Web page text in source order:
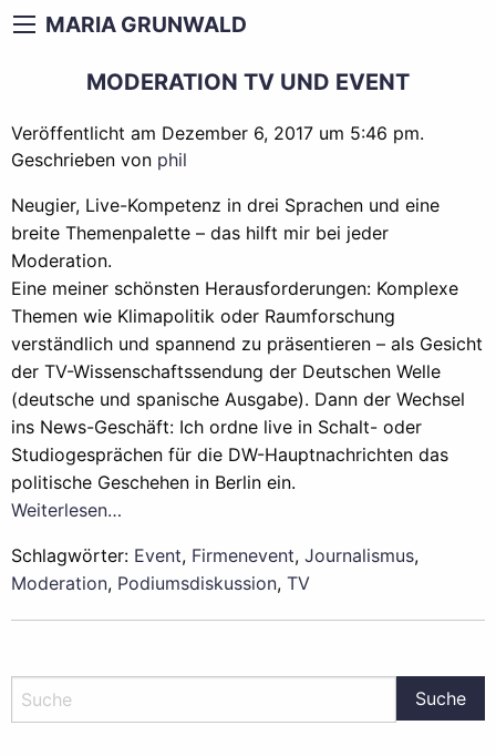
MARIA GRUNWALD
MODERATION TV UND EVENT
Veröffentlicht am Dezember 6, 2017 um 5:46 pm.
Geschrieben von phil
Neugier, Live-Kompetenz in drei Sprachen und eine
breite Themenpalette – das hilft mir bei jeder
Moderation.
Eine meiner schönsten Herausforderungen: Komplexe
Themen wie Klimapolitik oder Raumforschung
verständlich und spannend zu präsentieren – als Gesicht
der TV-Wissenschaftssendung der Deutschen Welle
(deutsche und spanische Ausgabe). Dann der Wechsel
ins News-Geschäft: Ich ordne live in Schalt- oder
Studiogesprächen für die DW-Hauptnachrichten das
politische Geschehen in Berlin ein.
Weiterlesen…
Schlagwörter: Event, Firmenevent, Journalismus,
Moderation, Podiumsdiskussion, TV